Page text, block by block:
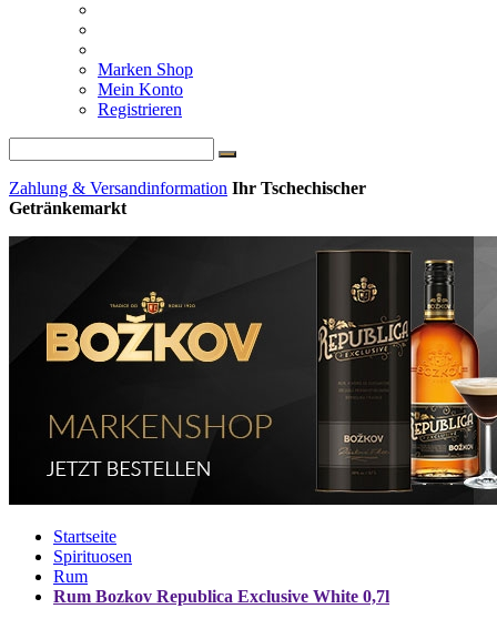
Marken Shop
Mein Konto
Registrieren
Zahlung & Versandinformation Ihr Tschechischer
Getränkemarkt
Startseite
Spirituosen
Rum
Rum Bozkov Republica Exclusive White 0,7l